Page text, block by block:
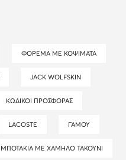
ΦΌΡΕΜΑ ΜΕ ΚΟΨΊΜΑΤΑ
JACK WOLFSKIN
ΚΩΔΙΚΟΊ ΠΡΟΣΦΟΡΆΣ
LACOSTE ΓΆΜΟΥ
ΜΠΟΤΆΚΙΑ ΜΕ ΧΑΜΗΛΌ ΤΑΚΟΎΝΙ